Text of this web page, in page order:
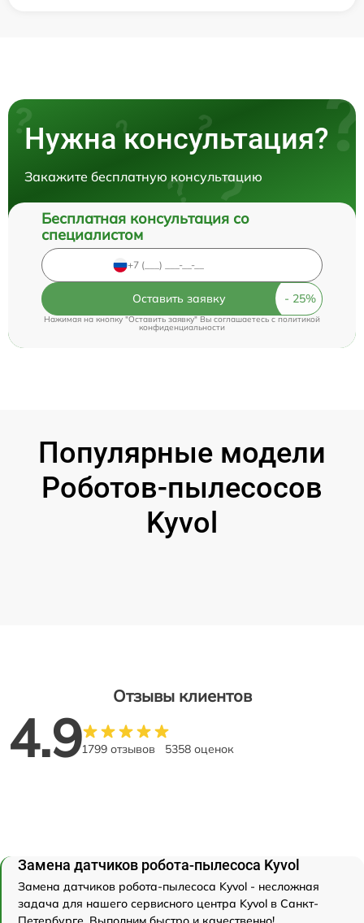
Нужна консультация?
Закажите бесплатную консультацию
Бесплатная консультация со
специалистом
Оставить заявку
Нажимая на кнопку "Оставить заявку" Вы соглашаетесь cполитикой
конфиденциальности
Популярные модели
Роботов-пылесосов
Kyvol
Отзывы клиентов
4.91799 отзывов 5358 оценок
Замена датчиков робота-пылесоса Kyvol
Замена датчиков робота-пылесоса Kyvol - несложная
задача для нашего сервисного центра Kyvol в Санкт-